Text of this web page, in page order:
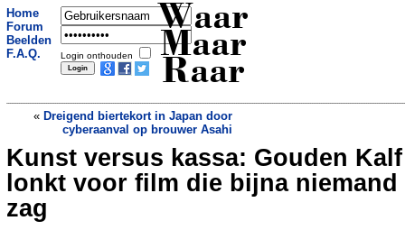
Home
Forum
Beelden
F.A.Q.
Login onthouden
Waar
Maar
Raar
« Dreigend biertekort in Japan door
cyberaanval op brouwer Asahi
Maandenlang vermiste jongen (10) in
Portugal aangetroffen in verlaten huis»
Kunst versus kassa: Gouden Kalf
lonkt voor film die bijna niemand
zag